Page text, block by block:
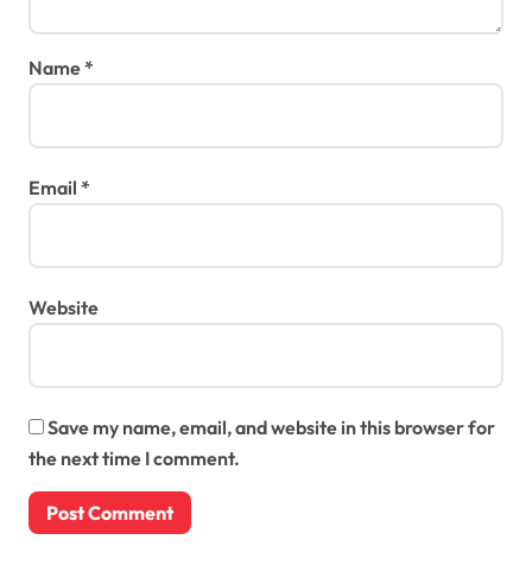
Name*
Email *
Website
Save my name, email, and website in this browser for
the next time I comment.